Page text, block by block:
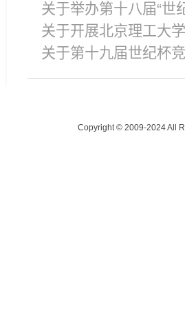
关于举办第十八届“世
关于开展北京理工大
关于第十九届世纪杯
Copyright © 2009-2024 All